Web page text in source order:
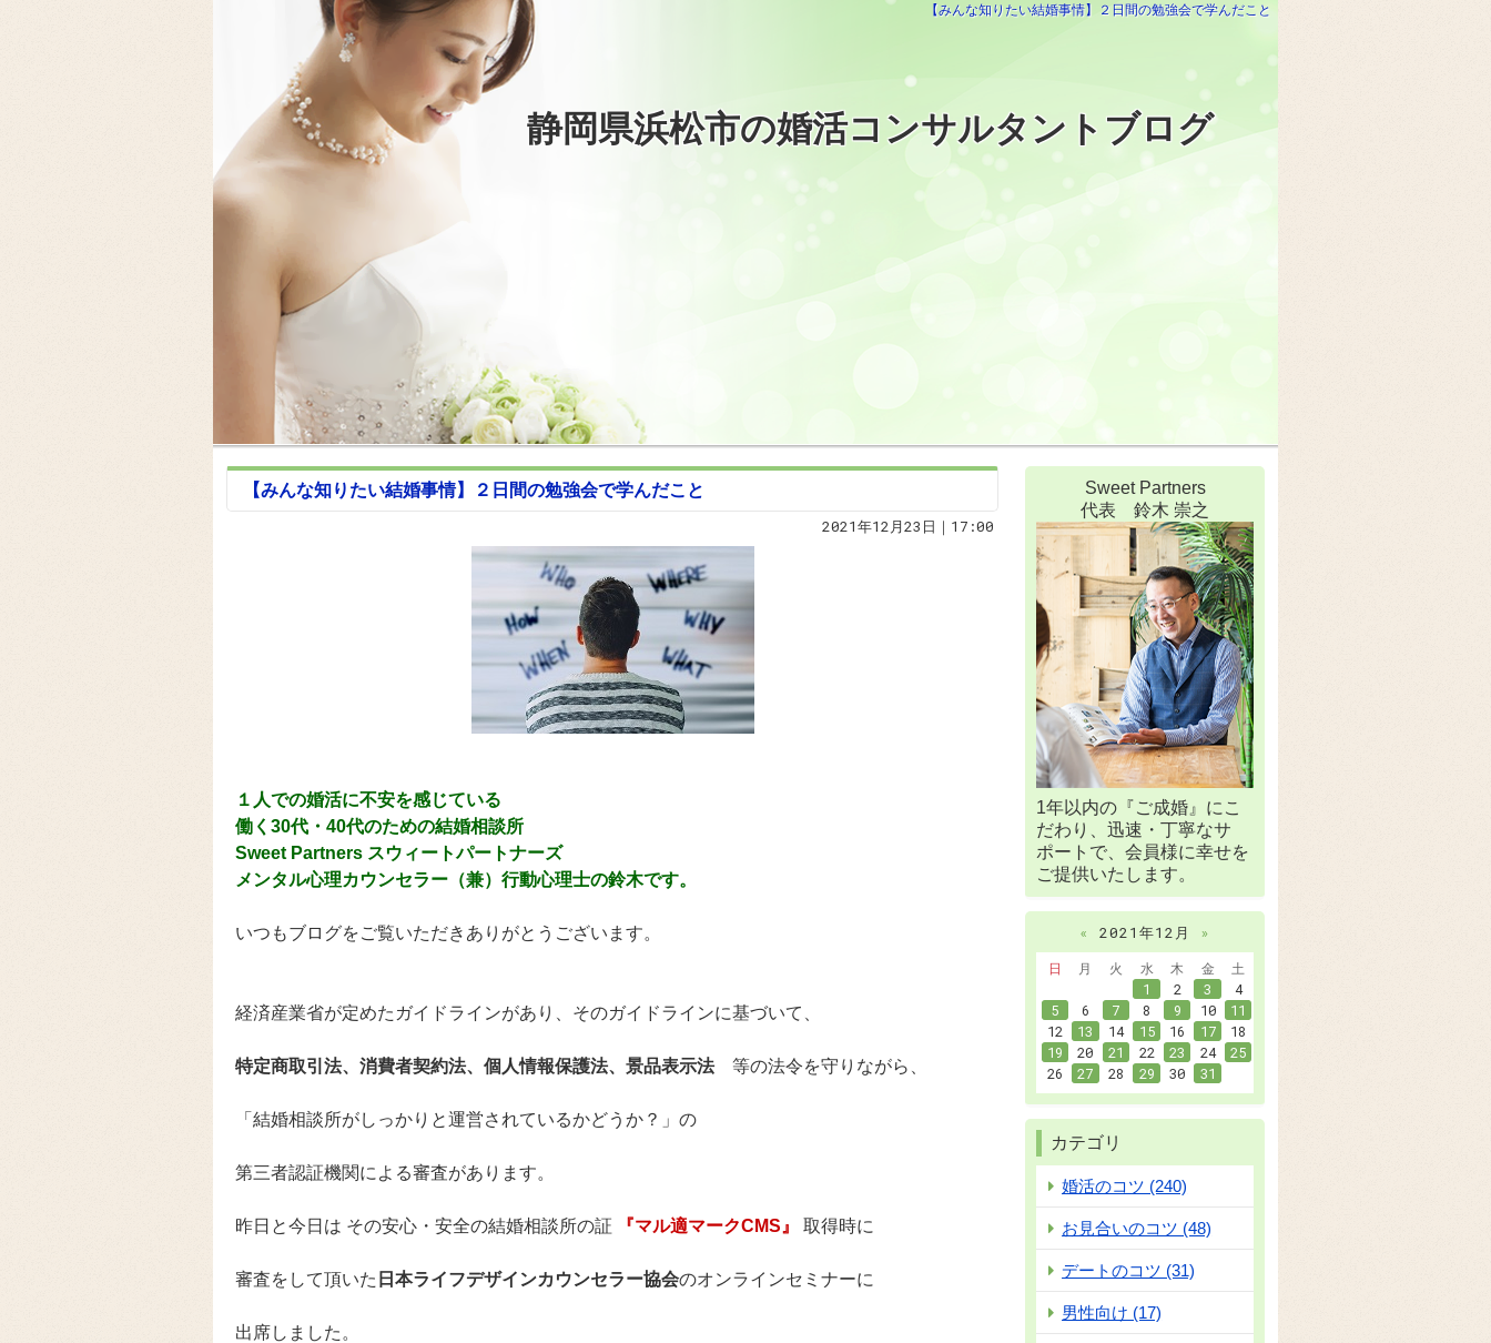
【みんな知りたい結婚事情】２日間の勉強会で学んだこと
静岡県浜松市の婚活コンサルタントブログ
【みんな知りたい結婚事情】２日間の勉強会で学んだこと
2021年12月23日｜17:00
１人での婚活に不安を感じている
働く30代・40代のための結婚相談所
Sweet Partners スウィートパートナーズ
メンタル心理カウンセラー（兼）行動心理士の鈴木です。
いつもブログをご覧いただきありがとうございます。
経済産業省が定めたガイドラインがあり、そのガイドラインに基づいて、
特定商取引法、消費者契約法、個人情報保護法、景品表示法等の法令を守りながら、
「結婚相談所がしっかりと運営されているかどうか？」の
第三者認証機関による審査があります。
昨日と今日は その安心・安全の結婚相談所の証 『マル適マークCMS』 取得時に
審査をして頂いた 日本ライフデザインカウンセラー協会のオンラインセミナーに
出席しました。
Sweet Partners
代表 鈴木 崇之
1年以内の『ご成婚』にこ
だわり、迅速・丁寧なサ
ポートで、会員様に幸せを
ご提供いたします。
« 2021年12月
»
日
月 火 水 木 金
土
1
2 3
4
5
6 7 8 9 10
11
12
13 14 15 16 17
18
19
20 21 22 23 24
25
26
27 28 29 30 31
カテゴリ
婚活のコツ (240)
お見合いのコツ (48)
デートのコツ (31)
男性向け (17)